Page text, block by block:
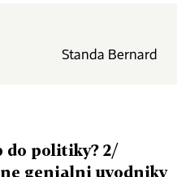
Standa Bernard
do politiky? 2/
genialni uvodniky